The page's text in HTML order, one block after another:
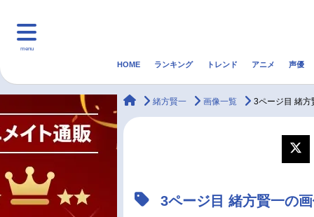
menu
マンガ・ラノベ 音楽
アニメ記事一覧
HOME ランキング トレンド アニメ 声優
animateTimes
緒方賢一 画像一覧 3ページ目 緒方
3ページ目 緒方賢一の